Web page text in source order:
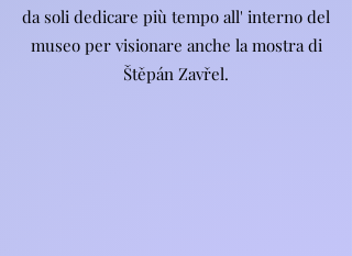
da soli dedicare più tempo all' interno del
museo per visionare anche la mostra di
Štěpán Zavřel.